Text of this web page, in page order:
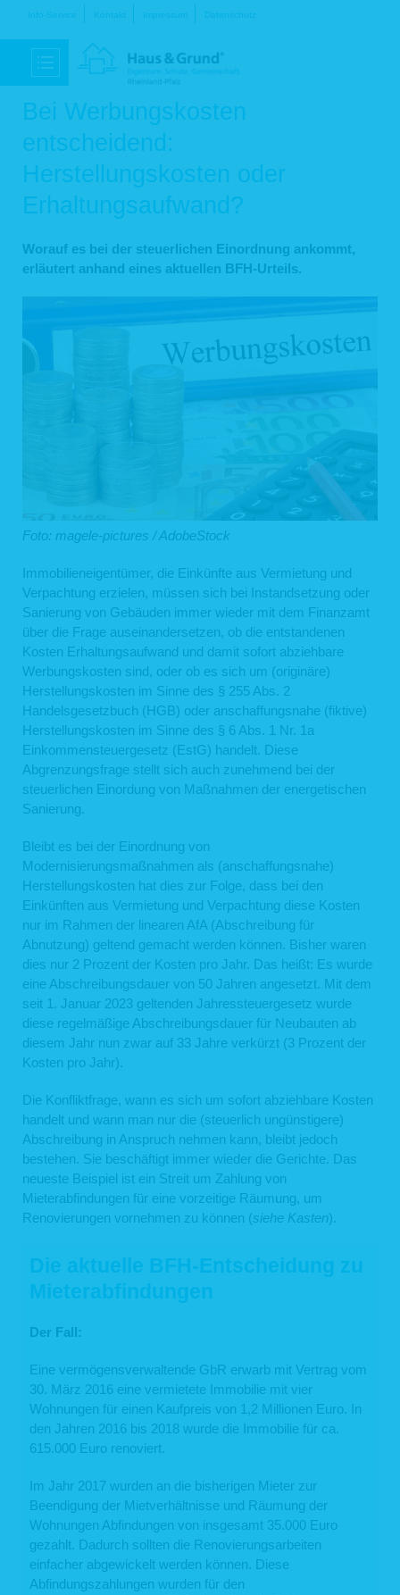
Navigation
Info-Service Kontakt Impressum Datenschutz
Bei Werbungskosten
entscheidend:
Herstellungskosten oder
Erhaltungsaufwand?
Worauf es bei der steuerlichen Einordnung ankommt,
erläutert anhand eines aktuellen BFH-Urteils.
Foto: magele-pictures / AdobeStock
Immobilieneigentümer, die Einkünfte aus Vermietung und
Verpachtung erzielen, müssen sich bei Instandsetzung oder
Sanierung von Gebäuden immer wieder mit dem Finanzamt
über die Frage auseinandersetzen, ob die entstandenen
Kosten Erhaltungsaufwand und damit sofort abziehbare
Werbungskosten sind, oder ob es sich um (originäre)
Herstellungskosten im Sinne des § 255 Abs. 2
Handelsgesetzbuch (HGB) oder anschaffungsnahe (fiktive)
Herstellungskosten im Sinne des § 6 Abs. 1 Nr. 1a
Einkommensteuergesetz (EstG) handelt. Diese
Abgrenzungsfrage stellt sich auch zunehmend bei der
steuerlichen Einordung von Maßnahmen der energetischen
Sanierung.
Bleibt es bei der Einordnung von
Modernisierungsmaßnahmen als (anschaffungsnahe)
Herstellungskosten hat dies zur Folge, dass bei den
Einkünften aus Vermietung und Verpachtung diese Kosten
nur im Rahmen der linearen AfA (Abschreibung für
Abnutzung) geltend gemacht werden können. Bisher waren
dies nur 2 Prozent der Kosten pro Jahr. Das heißt: Es wurde
eine Abschreibungsdauer von 50 Jahren angesetzt. Mit dem
seit 1. Januar 2023 geltenden Jahressteuergesetz wurde
diese regelmäßige Abschreibungsdauer für Neubauten ab
diesem Jahr nun zwar auf 33 Jahre verkürzt (3 Prozent der
Kosten pro Jahr).
Die Konfliktfrage, wann es sich um sofort abziehbare Kosten
handelt und wann man nur die (steuerlich ungünstigere)
Abschreibung in Anspruch nehmen kann, bleibt jedoch
bestehen. Sie beschäftigt immer wieder die Gerichte. Das
neueste Beispiel ist ein Streit um Zahlung von
Mieterabfindungen für eine vorzeitige Räumung, um
Renovierungen vornehmen zu können (siehe Kasten).
Die aktuelle BFH-Entscheidung zu
Mieterabfindungen
Der Fall:
Eine vermögensverwaltende GbR erwarb mit Vertrag vom
30. März 2016 eine vermietete Immobilie mit vier
Wohnungen für einen Kaufpreis von 1,2 Millionen Euro. In
den Jahren 2016 bis 2018 wurde die Immobilie für ca.
615.000 Euro renoviert.
Im Jahr 2017 wurden an die bisherigen Mieter zur
Beendigung der Mietverhältnisse und Räumung der
Wohnungen Abfindungen von insgesamt 35.000 Euro
gezahlt. Dadurch sollten die Renovierungsarbeiten
einfacher abgewickelt werden können. Diese
Abfindungszahlungen wurden für den